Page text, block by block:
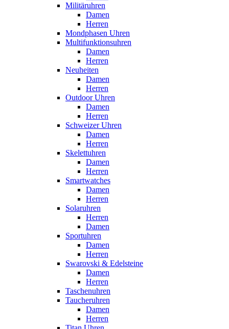
Militäruhren
Damen
Herren
Mondphasen Uhren
Multifunktionsuhren
Damen
Herren
Neuheiten
Damen
Herren
Outdoor Uhren
Damen
Herren
Schweizer Uhren
Damen
Herren
Skelettuhren
Damen
Herren
Smartwatches
Damen
Herren
Solaruhren
Herren
Damen
Sportuhren
Damen
Herren
Swarovski & Edelsteine
Damen
Herren
Taschenuhren
Taucheruhren
Damen
Herren